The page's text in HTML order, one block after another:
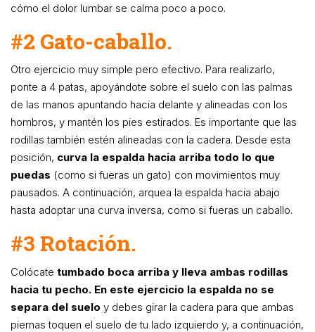
cómo el dolor lumbar se calma poco a poco.
#2 Gato-caballo.
Otro ejercicio muy simple pero efectivo. Para realizarlo,
ponte a 4 patas, apoyándote sobre el suelo con las palmas
de las manos apuntando hacia delante y alineadas con los
hombros, y mantén los pies estirados. Es importante que las
rodillas también estén alineadas con la cadera. Desde esta
posición, curva la espalda hacia arriba todo lo que
puedas (como si fueras un gato) con movimientos muy
pausados. A continuación, arquea la espalda hacia abajo
hasta adoptar una curva inversa, como si fueras un caballo.
#3 Rotación.
Colócate tumbado boca arriba y lleva ambas rodillas
hacia tu pecho. En este ejercicio la espalda no se
separa del suelo y debes girar la cadera para que ambas
piernas toquen el suelo de tu lado izquierdo y, a continuación,